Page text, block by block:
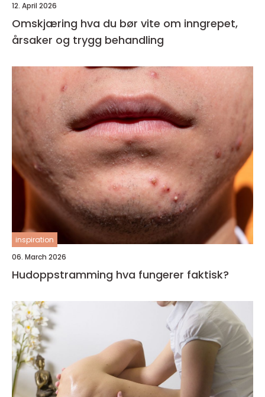
12. April 2026
Omskjæring hva du bør vite om inngrepet,
årsaker og trygg behandling
inspiration
06. March 2026
Hudoppstramming hva fungerer faktisk?